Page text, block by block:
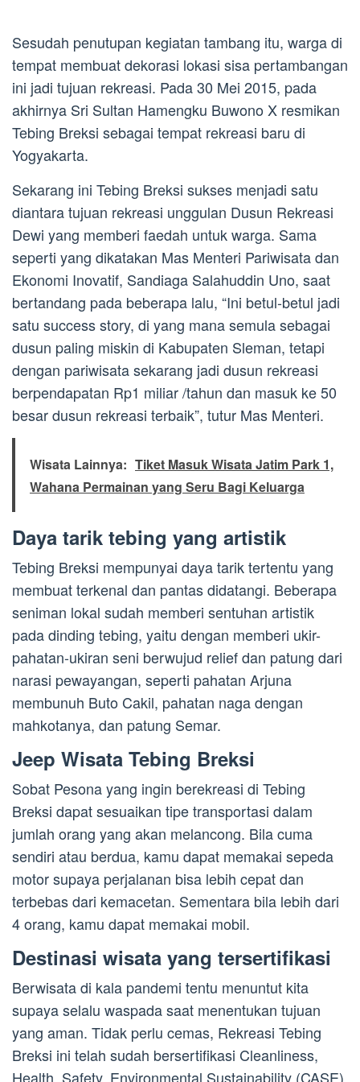
Sesudah penutupan kegiatan tambang itu, warga di
tempat membuat dekorasi lokasi sisa pertambangan
ini jadi tujuan rekreasi. Pada 30 Mei 2015, pada
akhirnya Sri Sultan Hamengku Buwono X resmikan
Tebing Breksi sebagai tempat rekreasi baru di
Yogyakarta.
Sekarang ini Tebing Breksi sukses menjadi satu
diantara tujuan rekreasi unggulan Dusun Rekreasi
Dewi yang memberi faedah untuk warga. Sama
seperti yang dikatakan Mas Menteri Pariwisata dan
Ekonomi Inovatif, Sandiaga Salahuddin Uno, saat
bertandang pada beberapa lalu, “Ini betul-betul jadi
satu success story, di yang mana semula sebagai
dusun paling miskin di Kabupaten Sleman, tetapi
dengan pariwisata sekarang jadi dusun rekreasi
berpendapatan Rp1 miliar /tahun dan masuk ke 50
besar dusun rekreasi terbaik”, tutur Mas Menteri.
Wisata Lainnya: Tiket Masuk Wisata Jatim Park 1,
Wahana Permainan yang Seru Bagi Keluarga
Daya tarik tebing yang artistik
Tebing Breksi mempunyai daya tarik tertentu yang
membuat terkenal dan pantas didatangi. Beberapa
seniman lokal sudah memberi sentuhan artistik
pada dinding tebing, yaitu dengan memberi ukir-
pahatan-ukiran seni berwujud relief dan patung dari
narasi pewayangan, seperti pahatan Arjuna
membunuh Buto Cakil, pahatan naga dengan
mahkotanya, dan patung Semar.
Jeep Wisata Tebing Breksi
Sobat Pesona yang ingin berekreasi di Tebing
Breksi dapat sesuaikan tipe transportasi dalam
jumlah orang yang akan melancong. Bila cuma
sendiri atau berdua, kamu dapat memakai sepeda
motor supaya perjalanan bisa lebih cepat dan
terbebas dari kemacetan. Sementara bila lebih dari
4 orang, kamu dapat memakai mobil.
Destinasi wisata yang tersertifikasi
Berwisata di kala pandemi tentu menuntut kita
supaya selalu waspada saat menentukan tujuan
yang aman. Tidak perlu cemas, Rekreasi Tebing
Breksi ini telah sudah bersertifikasi Cleanliness,
Health, Safety, Environmental Sustainability (CASE).